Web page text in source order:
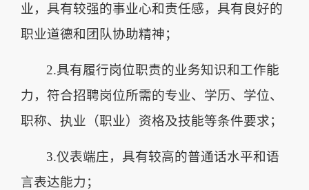
业，具有较强的事业心和责任感，具有良好的
职业道德和团队协助精神；
2.具有履行岗位职责的业务知识和工作能
力，符合招聘岗位所需的专业、学历、学位、
职称、执业（职业）资格及技能等条件要求；
3.仪表端庄，具有较高的普通话水平和语
言表达能力；